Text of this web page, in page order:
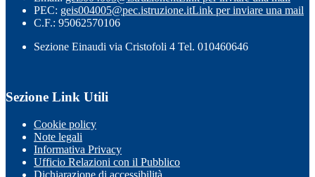
PEC: geis004005@pec.istruzione.itLink per inviare una mail
C.F.: 95062570106
Sezione Einaudi via Cristofoli 4 Tel. 010460646
Sezione Link Utili
Cookie policy
Note legali
Informativa Privacy
Ufficio Relazioni con il Pubblico
Dichiarazione di accessibilità